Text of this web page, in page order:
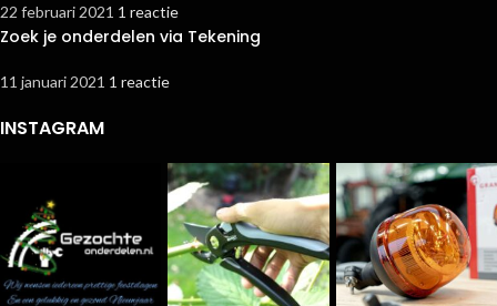
22 februari 2021 1 reactie
Zoek je onderdelen via Tekening
11 januari 2021 1 reactie
INSTAGRAM